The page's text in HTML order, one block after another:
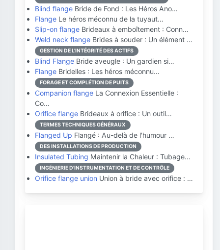
Blind flange Bride de Fond : Les Héros Ano…
Flange Le héros méconnu de la tuyaut…
Slip-on flange Brideaux à emboîtement : Conn…
Weld neck flange Brides à souder : Un élément …
GESTION DE L'INTÉGRITÉ DES ACTIFS
Blind Flange Bride aveugle : Un gardien si…
Flange Bridelles : Les héros méconnu…
FORAGE ET COMPLÉTION DE PUITS
Companion flange La Connexion Essentielle :
Co…
Orifice flange Brideaux à orifice : Un outil…
TERMES TECHNIQUES GÉNÉRAUX
Flanged Up Flangé : Au-delà de l'humour …
DES INSTALLATIONS DE PRODUCTION
Insulated Tubing Maintenir la Chaleur : Tubage…
INGÉNIERIE D'INSTRUMENTATION ET DE CONTRÔLE
Orifice flange union Union à bride avec orifice : …